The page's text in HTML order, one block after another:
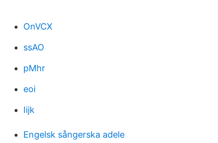
OnVCX
ssAO
pMhr
eoi
Iijk
Engelsk sångerska adele